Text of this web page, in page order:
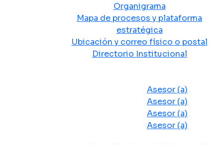
Organigrama
Mapa de procesos y plataforma
estratégica
Ubicación y correo físico o postal
Directorio Institucional
Asesor (a)
Asesor (a)
Asesor (a)
Asesor (a)